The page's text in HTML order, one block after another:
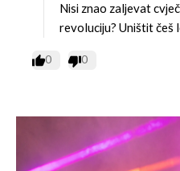
Nisi znao zaljevat
revoluciju? Uništit češ
0 0